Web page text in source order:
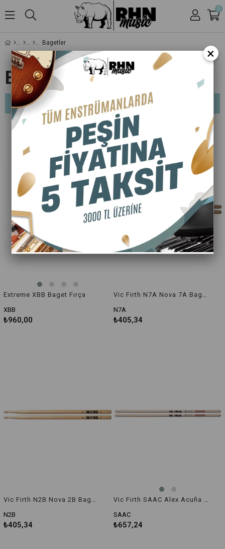
0
Bagetler
BAGETLER
Extreme XBB Baget Fırça
XBB
₺960,00
Ücretsiz Kargo
N7A
₺405,34
Vic Firth N2B Nova 2B Baget
N2B
₺405,34
Vic Firth SAAC Alex Acuña Signature Timbale Bageti
SAAC
₺657,24
×